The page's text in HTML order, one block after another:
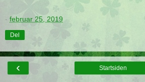
- februar 25, 2019
Del
‹ Startsiden